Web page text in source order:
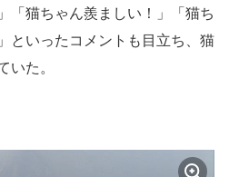
「猫ちゃん羨ましい！」「猫ち
といったコメントも目立ち、猫
た。